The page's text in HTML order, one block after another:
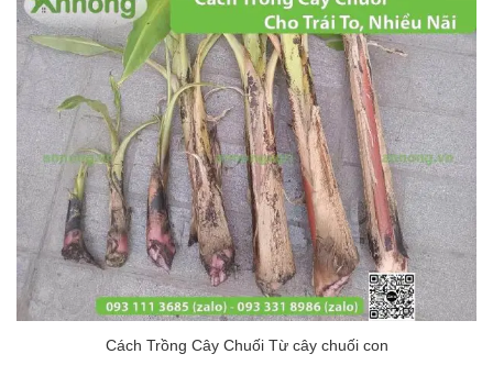
Cách Trồng Cây Chuối Từ cây chuối con